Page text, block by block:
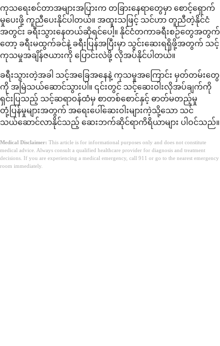
ကုသရေးစင်တာအများအပြားက တခြားနေရာတွေမှာ စောင့်ရှောက်
မှုပေးဖို့ ကူညီပေးနိုင်ပါတယ်။ အထူးသဖြင့် သင်ဟာ တူညီတဲ့နိုင်ငံ
အတွင်း ခရီးသွားနေတယ်ဆိုရင်ပေါ့။ နိုင်ငံတကာခရီးစဉ်တွေအတွက်
တော့ ခရီးမထွက်ခင်နဲ့ ခရီးပြန်အပြီးမှာ သွင်းဆေးရရှိဖို့အတွက် သင့်
ကုသမှုအချိန်ဇယားကို ပြောင်းလဲဖို့ လိုအပ်နိုင်ပါတယ်။
ခရီးသွားတဲ့အခါ သင့်အခြေအနေနဲ့ ကုသမှုအကြောင်း မှတ်တမ်းတွေ
ကို အမြဲသယ်ဆောင်သွားပါ။ ၎င်းတွင် သင့်ဆေးဝါးလိုအပ်ချက်ကို
ရှင်းပြသည့် သင့်ဆရာဝန်ထံမှ စာတစ်စောင်နှင့် ဓာတ်မတည့်မှု
တုံ့ပြန်မှုများအတွက် အရေးပေါ်ဆေးဝါးများကဲ့သို့သော သင်
သယ်ဆောင်လာနိုင်သည့် ဆေးဘက်ဆိုင်ရာကိရိယာများ ပါဝင်သည်။
Medical Disclaimer: This article is for informational purposes only and does not constitute
medical advice. Always consult a qualified healthcare provider for diagnosis and treatment
decisions. If you are experiencing a medical emergency, call 911 or go to the nearest emergency
room immediately.